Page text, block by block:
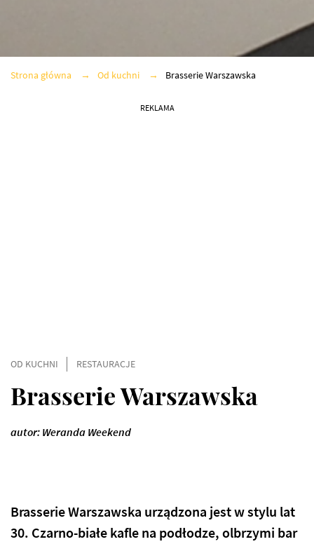
Strona główna Od kuchni Brasserie Warszawska
REKLAMA
OD KUCHNI RESTAURACJE
Brasserie Warszawska
autor: Weranda Weekend
Brasserie Warszawska urządzona jest w stylu lat
30. Czarno-białe kafle na podłodze, olbrzymi bar